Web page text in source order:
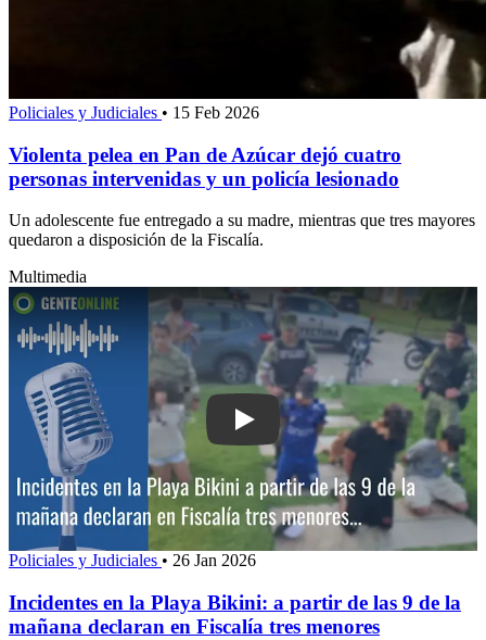
Policiales y Judiciales • 15 Feb 2026
Violenta pelea en Pan de Azúcar dejó cuatro
personas intervenidas y un policía lesionado
Un adolescente fue entregado a su madre, mientras que tres mayores
quedaron a disposición de la Fiscalía.
Multimedia
Play: Incidentes en la Playa Bikini: a
Policiales y Judiciales • 26 Jan 2026
Incidentes en la Playa Bikini: a partir de las 9 de la
mañana declaran en Fiscalía tres menores